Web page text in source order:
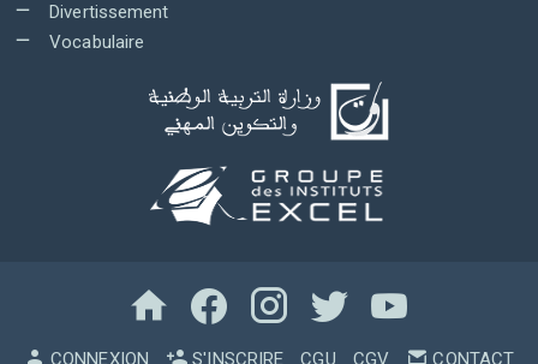
Divertissement
Vocabulaire
CONNEXION S'INSCRIRE CGU CGV CONTACT